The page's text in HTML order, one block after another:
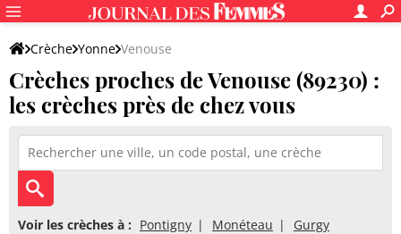
Crèche Yonne Venouse
Crèches proches de Venouse (89230) :
les crèches près de chez vous
Voir les crèches à : Pontigny Monéteau Gurgy